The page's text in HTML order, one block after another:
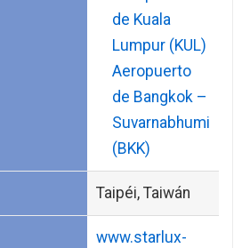
de Kuala
Lumpur (KUL)
Aeropuerto
de Bangkok –
Suvarnabhumi
(BKK)
Taipéi, Taiwán
www.starlux-